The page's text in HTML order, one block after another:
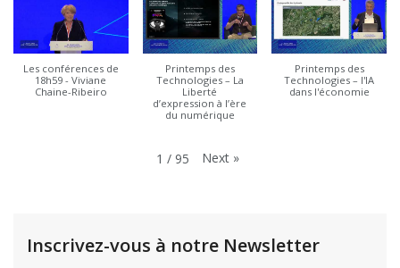
Les conférences de
18h59 - Viviane
Chaine-Ribeiro
Printemps des
Technologies – La
Liberté
d’expression à l’ère
du numérique
Printemps des
Technologies – l'IA
dans l'économie
1 / 95 Next »
Inscrivez-vous à notre Newsletter